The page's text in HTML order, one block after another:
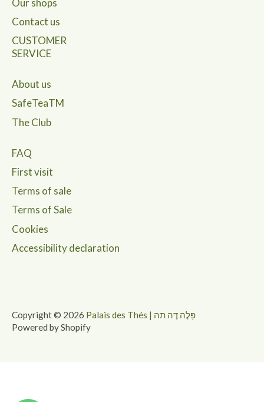
Contact us
CUSTOMER
SERVICE
About us
SafeTeaTM
The Club
FAQ
First visit
Terms of sale
Terms of Sale
Cookies
Accessibility declaration
Copyright © 2026
Palais des Thés | פַּלֶה דֶּה תה
Powered by Shopify